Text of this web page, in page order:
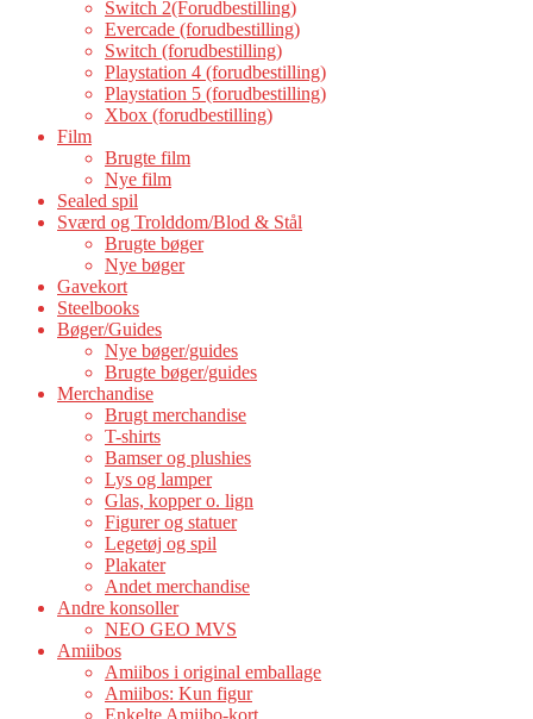
Switch 2(Forudbestilling)
Evercade (forudbestilling)
Switch (forudbestilling)
Playstation 4 (forudbestilling)
Playstation 5 (forudbestilling)
Xbox (forudbestilling)
Film
Brugte film
Nye film
Sealed spil
Sværd og Trolddom/Blod & Stål
Brugte bøger
Nye bøger
Gavekort
Steelbooks
Bøger/Guides
Nye bøger/guides
Brugte bøger/guides
Merchandise
Brugt merchandise
T-shirts
Bamser og plushies
Lys og lamper
Glas, kopper o. lign
Figurer og statuer
Legetøj og spil
Plakater
Andet merchandise
Andre konsoller
NEO GEO MVS
Amiibos
Amiibos i original emballage
Amiibos: Kun figur